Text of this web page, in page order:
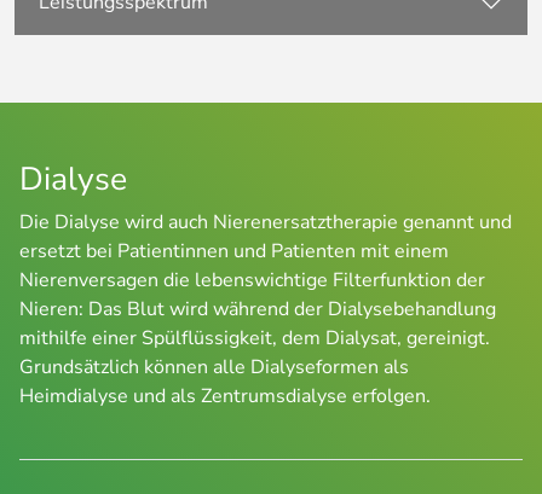
Dialyse
Die Dialyse wird auch Nierenersatztherapie genannt und
ersetzt bei Patientinnen und Patienten mit einem
Nierenversagen die lebenswichtige Filterfunktion der
Nieren: Das Blut wird während der Dialysebehandlung
mithilfe einer Spülflüssigkeit, dem Dialysat, gereinigt.
Grundsätzlich können alle Dialyseformen als
Heimdialyse und als Zentrumsdialyse erfolgen.